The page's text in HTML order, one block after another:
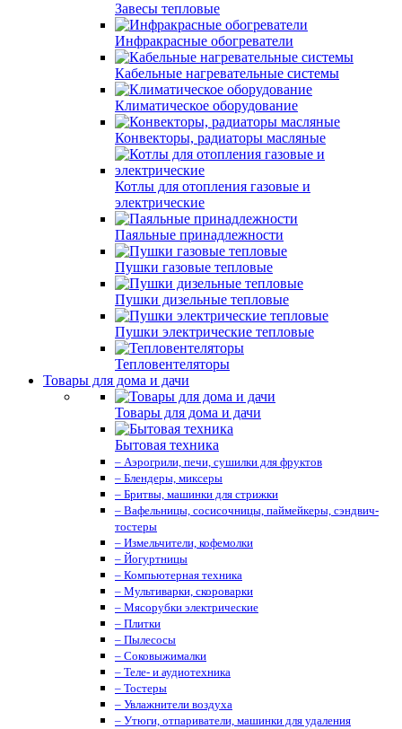
Завесы тепловые
Инфракрасные обогреватели
Кабельные нагревательные системы
Климатическое оборудование
Конвекторы, радиаторы масляные
Котлы для отопления газовые и
электрические
Паяльные принадлежности
Пушки газовые тепловые
Пушки дизельные тепловые
Пушки электрические тепловые
Тепловентеляторы
Товары для дома и дачи
Товары для дома и дачи
Бытовая техника
– Аэрогрили, печи, сушилки для фруктов
– Блендеры, миксеры
– Бритвы, машинки для стрижки
– Вафельницы, сосисочницы, паймейкеры, сэндвич-
тостеры
– Измельчители, кофемолки
– Йогуртницы
– Компьютерная техника
– Мультиварки, скороварки
– Мясорубки электрические
– Плитки
– Пылесосы
– Соковыжималки
– Теле- и аудиотехника
– Тостеры
– Увлажнители воздуха
– Утюги, отпариватели, машинки для удаления